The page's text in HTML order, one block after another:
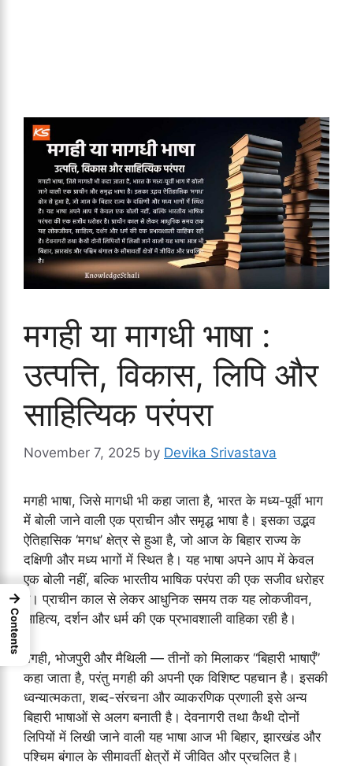
मगही या मागधी भाषा :
उत्पत्ति, विकास, लिपि और
साहित्यिक परंपरा
November 7, 2025 by Devika Srivastava
मगही भाषा, जिसे मागधी भी कहा जाता है, भारत के मध्य-पूर्वी भाग
में बोली जाने वाली एक प्राचीन और समृद्ध भाषा है। इसका उद्भव
ऐतिहासिक ‘मगध’ क्षेत्र से हुआ है, जो आज के बिहार राज्य के
दक्षिणी और मध्य भागों में स्थित है। यह भाषा अपने आप में केवल
एक बोली नहीं, बल्कि भारतीय भाषिक परंपरा की एक सजीव धरोहर
है। प्राचीन काल से लेकर आधुनिक समय तक यह लोकजीवन,
साहित्य, दर्शन और धर्म की एक प्रभावशाली वाहिका रही है।
मगही, भोजपुरी और मैथिली — तीनों को मिलाकर “बिहारी भाषाएँ”
कहा जाता है, परंतु मगही की अपनी एक विशिष्ट पहचान है। इसकी
ध्वन्यात्मकता, शब्द-संरचना और व्याकरणिक प्रणाली इसे अन्य
बिहारी भाषाओं से अलग बनाती है। देवनागरी तथा कैथी दोनों
लिपियों में लिखी जाने वाली यह भाषा आज भी बिहार, झारखंड और
पश्चिम बंगाल के सीमावर्ती क्षेत्रों में जीवित और प्रचलित है।
→
Contents